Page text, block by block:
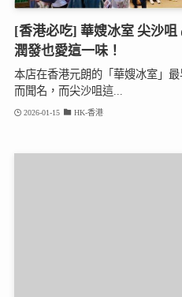
[香港必吃] 華嫂冰室 尖沙咀
潤發也愛這一味！
本店在香港元朗的「華嫂冰室」
而聞名，而尖沙咀這...
2026-01-15 HK-香港